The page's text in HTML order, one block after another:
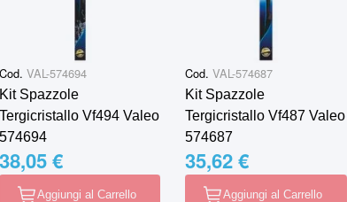
Cod. VAL-574694
Kit Spazzole
Tergicristallo Vf494 Valeo
574694
38,05 €
Aggiungi al Carrello
Cod. VAL-574687
Kit Spazzole
Tergicristallo Vf487 Valeo
574687
35,62 €
Aggiungi al Carrello